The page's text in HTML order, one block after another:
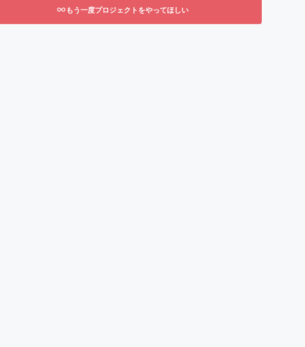
もう一度プロジェクトをやってほしい